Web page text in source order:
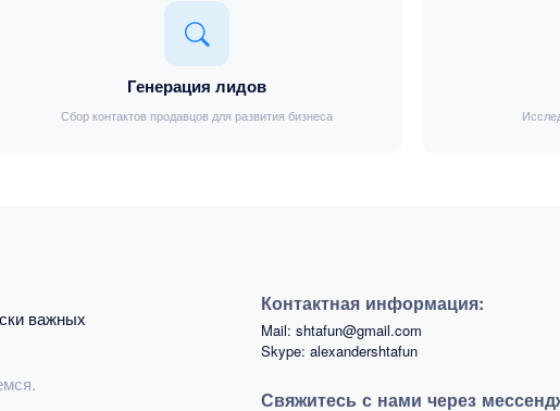
Генерация лидов
Сбор контактов продавцов для развития бизнеса
важных
Контактная информация:
Mail: shtafun@gmail.com
Skype: alexandershtafun
Свяжитесь с нами через